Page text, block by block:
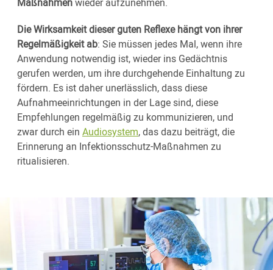
Die Wirksamkeit dieser guten Reflexe hängt von ihrer
Regelmäßigkeit ab: Sie müssen jedes Mal, wenn ihre
Anwendung notwendig ist, wieder ins Gedächtnis
gerufen werden, um ihre durchgehende Einhaltung zu
fördern. Es ist daher unerlässlich, dass diese
Aufnahmeeinrichtungen in der Lage sind, diese
Empfehlungen regelmäßig zu kommunizieren, und
zwar durch ein Audiosystem, das dazu beiträgt, die
Erinnerung an Infektionsschutz-Maßnahmen zu
ritualisieren.